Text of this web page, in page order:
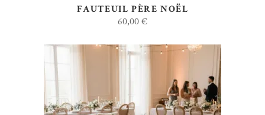
FAUTEUIL PÈRE NOËL
60,00€